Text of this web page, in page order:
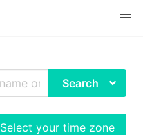
Search
Select your time zone